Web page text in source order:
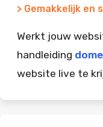
> Gemakkelijk en
Werkt jouw
handleiding
website live te